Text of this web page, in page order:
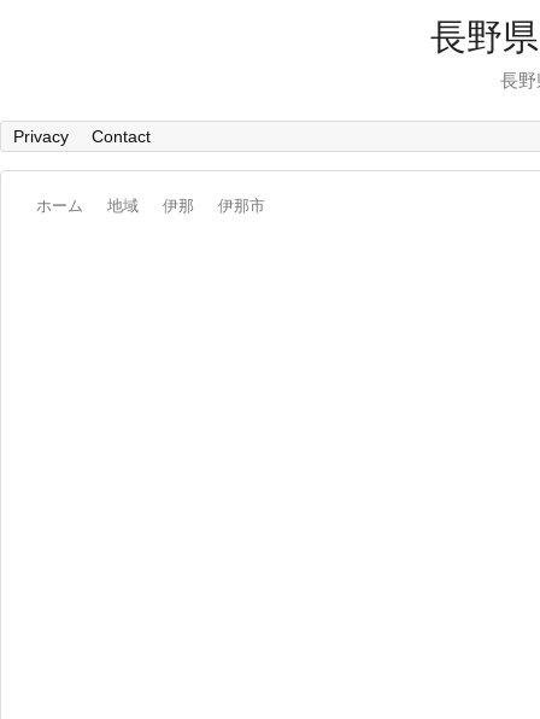
長野
長
Privacy Contact
ホーム 地域 伊那 伊那市